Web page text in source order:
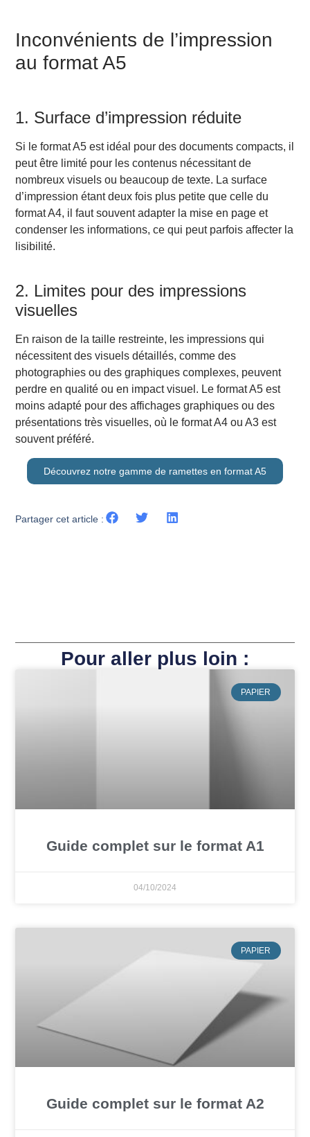
Inconvénients de l’impression
au format A5
1. Surface d’impression réduite
Si le format A5 est idéal pour des documents compacts, il
peut être limité pour les contenus nécessitant de
nombreux visuels ou beaucoup de texte. La surface
d’impression étant deux fois plus petite que celle du
format A4, il faut souvent adapter la mise en page et
condenser les informations, ce qui peut parfois affecter la
lisibilité.
2. Limites pour des impressions
visuelles
En raison de la taille restreinte, les impressions qui
nécessitent des visuels détaillés, comme des
photographies ou des graphiques complexes, peuvent
perdre en qualité ou en impact visuel. Le format A5 est
moins adapté pour des affichages graphiques ou des
présentations très visuelles, où le format A4 ou A3 est
souvent préféré.
Découvrez notre gamme de ramettes en format A5
Partager cet article :
Pour aller plus loin :
PAPIER
Guide complet sur le format A1
04/10/2024
PAPIER
Guide complet sur le format A2